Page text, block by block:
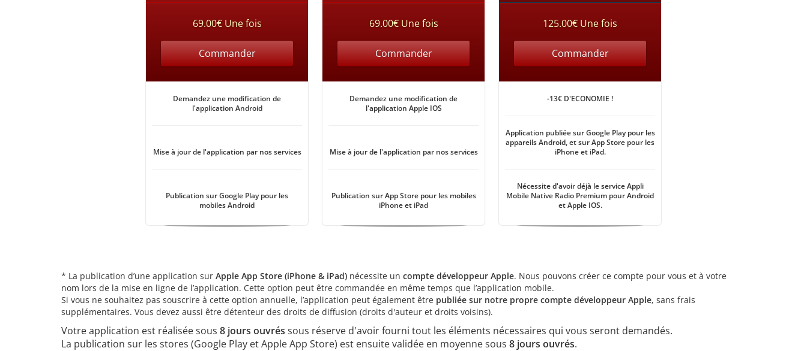
69.00€ Une fois
Commander
Demandez une modification de
l'application Android
Mise à jour de l'application par nos services
Publication sur Google Play pour les
mobiles Android
69.00€ Une fois
Commander
Demandez une modification de
l'application Apple IOS
Mise à jour de l'application par nos services
Publication sur App Store pour les mobiles
iPhone et iPad
125.00€ Une fois
Commander
-13€ D'ECONOMIE !
Application publiée sur Google Play pour les
appareils Android, et sur App Store pour les
iPhone et iPad.
Nécessite d'avoir déjà le service Appli
Mobile Native Radio Premium pour Android
et Apple IOS.
* La publication d’une application sur Apple App Store (iPhone & iPad) nécessite un compte développeur Apple. Nous pouvons créer ce compte pour vous et à votre
nom lors de la mise en ligne de l’application. Cette option peut être commandée en même temps que l’application mobile.
Si vous ne souhaitez pas souscrire à cette option annuelle, l’application peut également être publiée sur notre propre compte développeur Apple, sans frais
supplémentaires. Vous devez aussi être détenteur des droits de diffusion (droits d'auteur et droits voisins).
Votre application est réalisée sous 8 jours ouvrés sous réserve d'avoir fourni tout les éléments nécessaires qui vous seront demandés.
La publication sur les stores (Google Play et Apple App Store) est ensuite validée en moyenne sous 8 jours ouvrés.